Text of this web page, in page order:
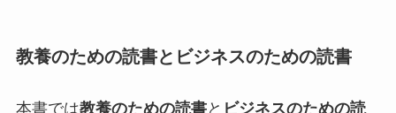
教養のための読書とビジネスのための読書
本書では教養のための読書と ビジネスのための読